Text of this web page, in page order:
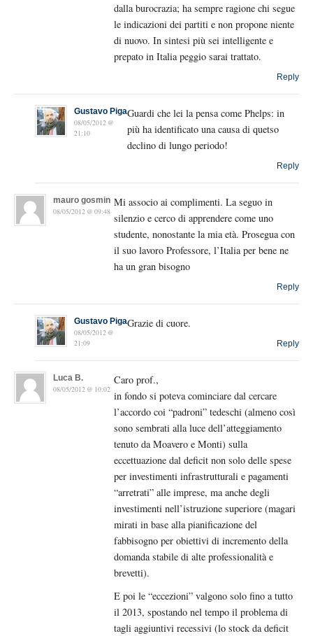
dalla burocrazia; ha sempre ragione chi segue
le indicazioni dei partiti e non propone niente
di nuovo. In sintesi più sei intelligente e
prepato in Italia peggio sarai trattato.
Reply
Gustavo Piga
08/05/2012 @
21:10
Guardi che lei la pensa come Phelps: in
più ha identificato una causa di quetso
declino di lungo periodo!
Reply
mauro gosmin
08/05/2012 @ 09:48
Mi associo ai complimenti. La seguo in
silenzio e cerco di apprendere come uno
studente, nonostante la mia età. Prosegua con
il suo lavoro Professore, l’Italia per bene ne
ha un gran bisogno
Reply
Gustavo Piga
08/05/2012 @
21:09
Grazie di cuore.
Reply
Luca B.
08/05/2012 @ 10:02
Caro prof.,
in fondo si poteva cominciare dal cercare
l’accordo coi “padroni” tedeschi (almeno così
sono sembrati alla luce dell’atteggiamento
tenuto da Moavero e Monti) sulla
eccettuazione dal deficit non solo delle spese
per investimenti infrastrutturali e pagamenti
“arretrati” alle imprese, ma anche degli
investimenti nell’istruzione superiore (magari
mirati in base alla pianificazione del
fabbisogno per obiettivi di incremento della
domanda stabile di alte professionalità e
brevetti).
E poi le “eccezioni” valgono solo fino a tutto
il 2013, spostando nel tempo il problema di
tagli aggiuntivi recessivi (lo stock da deficit